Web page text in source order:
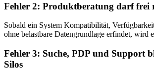
Fehler 2: Produktberatung darf frei
Sobald ein System Kompatibilität,
ohne belastbare Datengrundlage erfindet, wird
Fehler 3: Suche, PDP und Support
Silos